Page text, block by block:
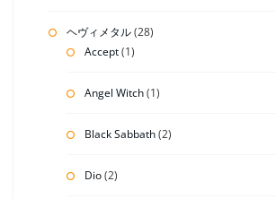
ヘヴィメタル(28)
Accept(1)
Angel Witch(1)
Black Sabbath(2)
Dio(2)